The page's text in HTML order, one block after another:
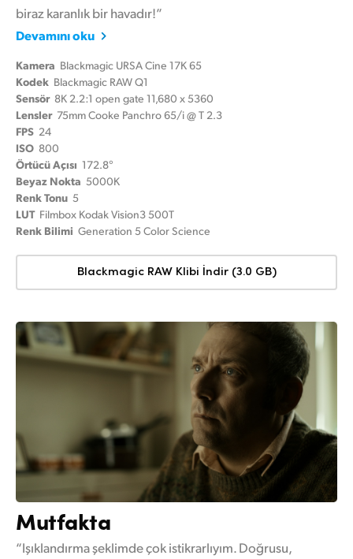
biraz karanlık bir havadır!”
Devamını oku
Kamera Blackmagic URSA Cine 17K 65
Kodek Blackmagic RAW Q1
Sensör 8K 2.2:1 open gate 11,680 x 5360
Lensler 75mm Cooke Panchro 65/i @ T 2.3
FPS 24
ISO 800
Örtücü Açısı 172.8°
Beyaz Nokta 5000K
Renk Tonu 5
LUT Filmbox Kodak Vision3 500T
Renk Bilimi Generation 5 Color Science
Blackmagic RAW Klibi İndir (3.0 GB)
Mutfakta
“Işıklandırma şeklimde çok istikrarlıyım. Doğrusu,